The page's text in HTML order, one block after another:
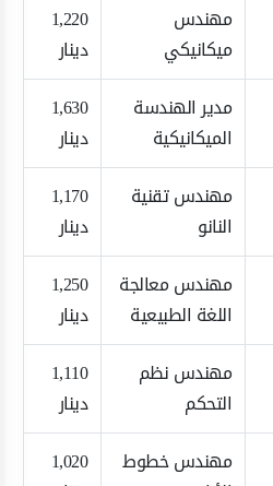
مهندس
ميكانيكي
1,220
دينار
مدير الهندسة
الميكانيكية
1,630
دينار
مهندس تقنية
النانو
1,170
دينار
مهندس معالجة
اللغة الطبيعية
1,250
دينار
مهندس نظم
التحكم
1,110
دينار
مهندس خطوط
1,020